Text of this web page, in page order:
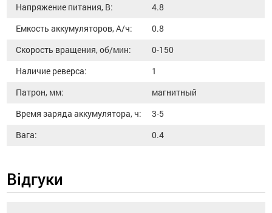
Напряжение питания, В:
4.8
Емкость аккумуляторов, А/ч:
0.8
Скорость вращения, об/мин:
0-150
Наличие реверса:
1
Патрон, мм:
магнитный
Время заряда аккумулятора, ч:
3-5
Вага:
0.4
Відгуки